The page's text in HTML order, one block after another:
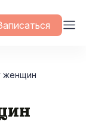
женщин